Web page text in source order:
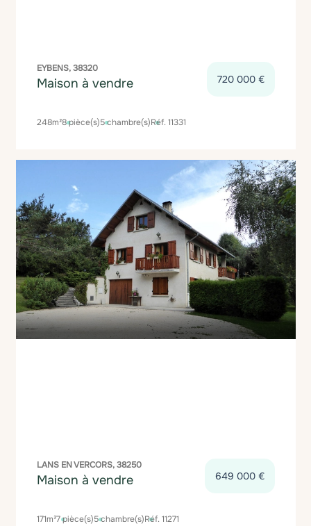
EYBENS, 38320
Maison à vendre 720 000 €
248m²8 pièce(s)5 chambre(s)Réf. 11331
LANS EN VERCORS, 38250
Maison à vendre 649 000 €
171m²7 pièce(s)5 chambre(s)Réf. 11271